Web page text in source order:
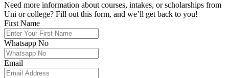
Need more information about courses, intakes, or scholarships from
Uni or college? Fill out this form, and we’ll get back to you!
First Name
Whatsapp No
Email